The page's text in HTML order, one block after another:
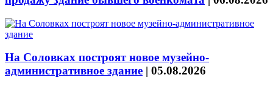
На Соловках построят новое музейно-
административное здание | 05.08.2026